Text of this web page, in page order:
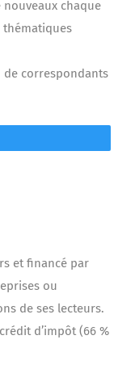
nouveaux chaque
thématiques
de correspondants
et financé par
ou
de ses lecteurs.
d’impôt (66 %